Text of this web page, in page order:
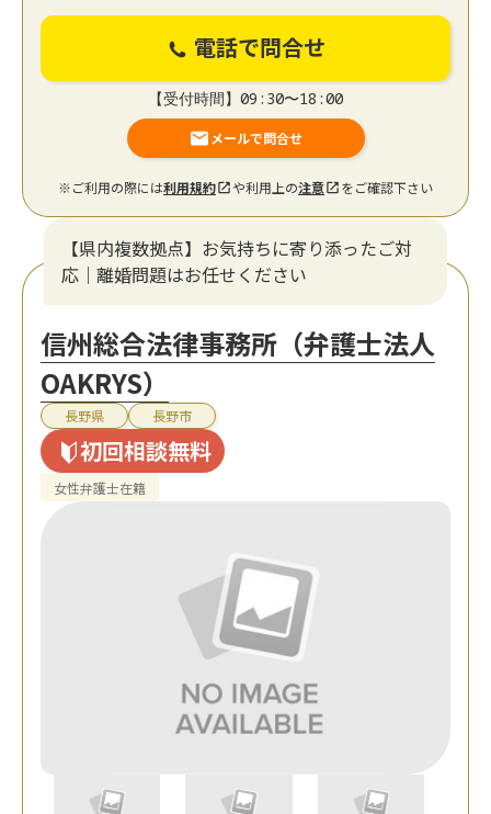
電話で問合せ
【受付時間】09:30〜18:00
メールで問合せ
※ご利用の際には利用規約 や利用上の注意 をご確認下さい
【県内複数拠点】お気持ちに寄り添ったご対
応｜離婚問題はお任せください
信州総合法律事務所（弁護士法人
OAKRYS）
長野県 長野市
初回相談無料
女性弁護士在籍